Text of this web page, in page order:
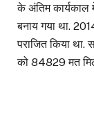
के अंतिम कार्यकाल
बनाय गया था.
पराजित किया
को 84829 मत